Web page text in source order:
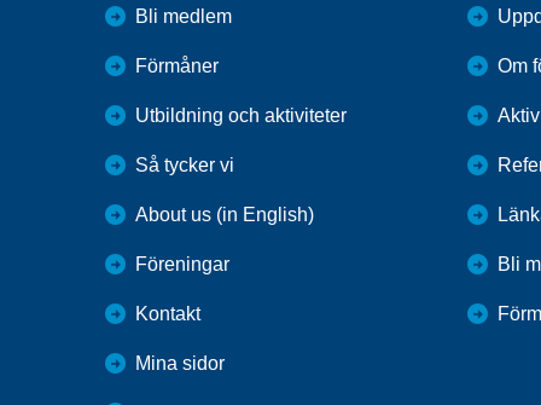
Bli medlem
Förmåner
Utbildning och aktiviteter
Så tycker vi
About us (in English)
Föreningar
Kontakt
Mina sidor
Om
Bli